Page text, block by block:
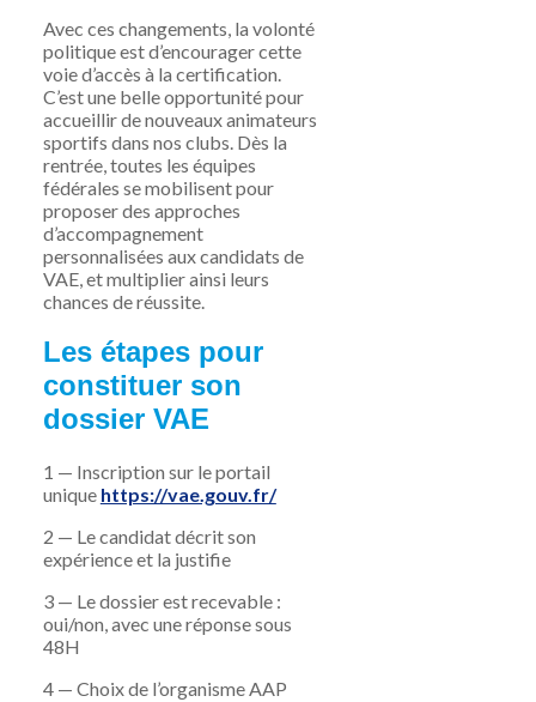
Avec ces changements, la volonté
politique est d’encourager cette
voie d’accès à la certification.
C’est une belle opportunité pour
accueillir de nouveaux animateurs
sportifs dans nos clubs. Dès la
rentrée, toutes les équipes
fédérales se mobilisent pour
proposer des approches
d’accompagnement
personnalisées aux candidats de
VAE, et multiplier ainsi leurs
chances de réussite.
Les étapes pour
constituer son
dossier VAE
1 — Inscription sur le portail
unique https://vae.gouv.fr/
2 — Le candidat décrit son
expérience et la justifie
3 — Le dossier est recevable :
oui/non, avec une réponse sous
48H
4 — Choix de l’organisme AAP